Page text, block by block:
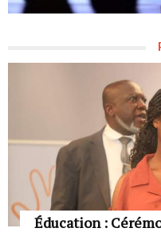
Éducation :